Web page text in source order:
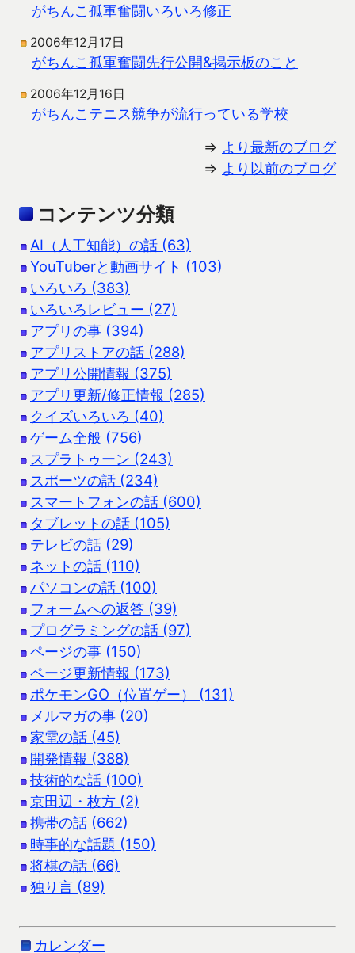
がちんこ孤軍奮闘いろいろ修正
2006年12月17日
がちんこ孤軍奮闘先行公開&掲示板のこと
2006年12月16日
がちんこテニス競争が流行っている学校
⇒ より最新のブログ
⇒ より以前のブログ
コンテンツ分類
AI（人工知能）の話 (63)
YouTuberと動画サイト (103)
いろいろ (383)
いろいろレビュー (27)
アプリの事 (394)
アプリストアの話 (288)
アプリ公開情報 (375)
アプリ更新/修正情報 (285)
クイズいろいろ (40)
ゲーム全般 (756)
スプラトゥーン (243)
スポーツの話 (234)
スマートフォンの話 (600)
タブレットの話 (105)
テレビの話 (29)
ネットの話 (110)
パソコンの話 (100)
フォームへの返答 (39)
プログラミングの話 (97)
ページの事 (150)
ページ更新情報 (173)
ポケモンGO（位置ゲー） (131)
メルマガの事 (20)
家電の話 (45)
開発情報 (388)
技術的な話 (100)
京田辺・枚方 (2)
携帯の話 (662)
時事的な話題 (150)
将棋の話 (66)
独り言 (89)
カレンダー